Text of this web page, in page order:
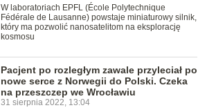
W laboratoriach EPFL (École Polytechnique
Fédérale de Lausanne) powstaje miniaturowy silnik,
który ma pozwolić nanosatelitom na eksplorację
kosmosu
Pacjent po rozległym zawale przyleciał po
nowe serce z Norwegii do Polski. Czeka
na przeszczep we Wrocławiu
31 sierpnia 2022, 13:04